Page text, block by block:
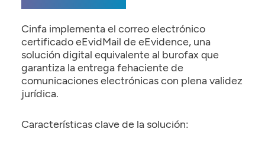
Cinfa implementa el correo electrónico
certificado eEvidMail de eEvidence, una
solución digital equivalente al burofax que
garantiza la entrega fehaciente de
comunicaciones electrónicas con plena validez
jurídica.
Características clave de la solución: